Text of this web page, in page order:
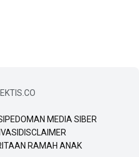
PEDOMAN MEDIA SIBER
DISCLAIMER
RAMAH ANAK